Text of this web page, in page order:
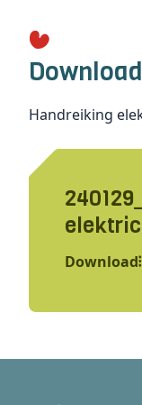
Handreiking
Download